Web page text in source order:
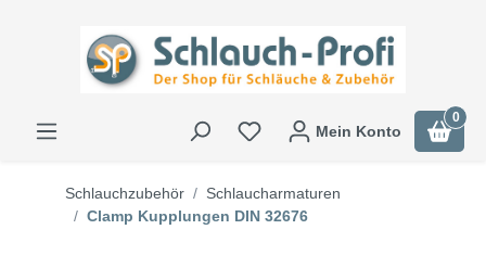
Mein Konto
0
Schlauchzubehör
Schlaucharmaturen
Clamp Kupplungen DIN 32676